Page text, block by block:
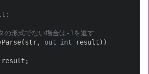
形式でない場合は-1を返す
out int result))
result;